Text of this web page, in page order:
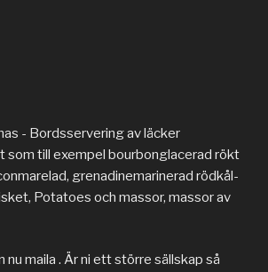
- Bordsservering av läcker
som till exempel bourbonglacerad rökt
grenadinemarinerad rödkål-
Potatoes och massor, massor av
nu maila . Är ni ett större sällskap så